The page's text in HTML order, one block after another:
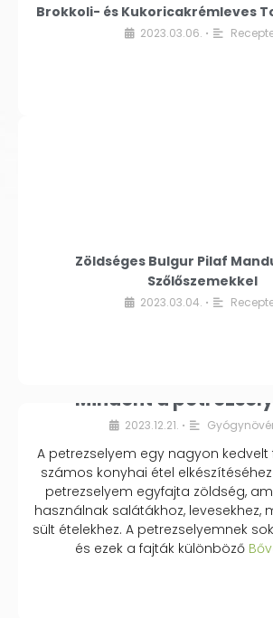
Brokkoli- és Kukoricakrémleves
2023.03.06. •
Zöldséges Bulgur Pilaf
Szőlőszemekkel
2023.03.04. •
Mindent a
2023.12.21. •
A petrezselyem egy nagyon kedvelt
számos konyhai étel
petrezselyem egyfajta zöldség,
használnak salátákhoz, levesekhez,
sült ételekhez. A petrezselyemnek
és ezek a fajták különböző